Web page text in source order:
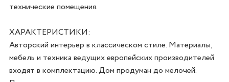
технические помещения.
ХАРАКТЕРИСТИКИ:
Авторский интерьер в классическом стиле. Материалы,
мебель и техника ведущих европейских производителей
входят в комплектацию. Дом продуман до мелочей.